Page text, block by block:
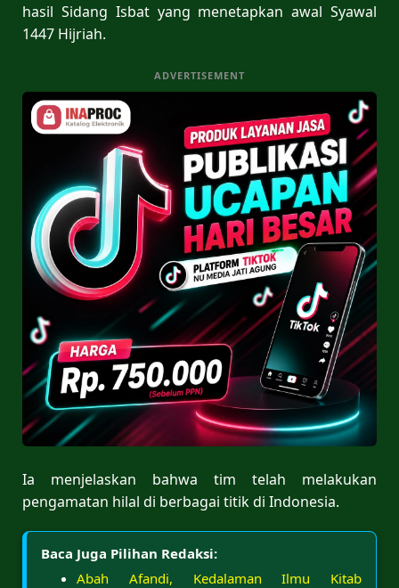
hasil Sidang Isbat yang menetapkan awal Syawal
1447 Hijriah.
ADVERTISEMENT
Ia menjelaskan bahwa tim telah melakukan
pengamatan hilal di berbagai titik di Indonesia.
Baca Juga Pilihan Redaksi:
Abah Afandi, Kedalaman Ilmu Kitab